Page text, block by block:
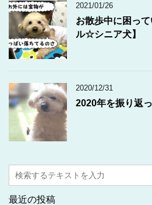
2021/01/26
お散歩中に困っ
ル☆シニア犬】
2020/12/31
2020年を振り返
最近の投稿